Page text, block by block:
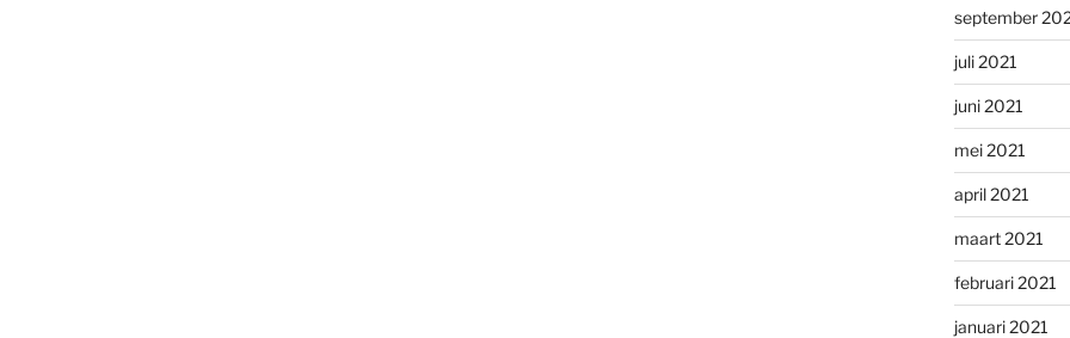
september
juli 2021
juni 2021
mei 2021
april 2021
maart 2021
februari 2021
januari 2021